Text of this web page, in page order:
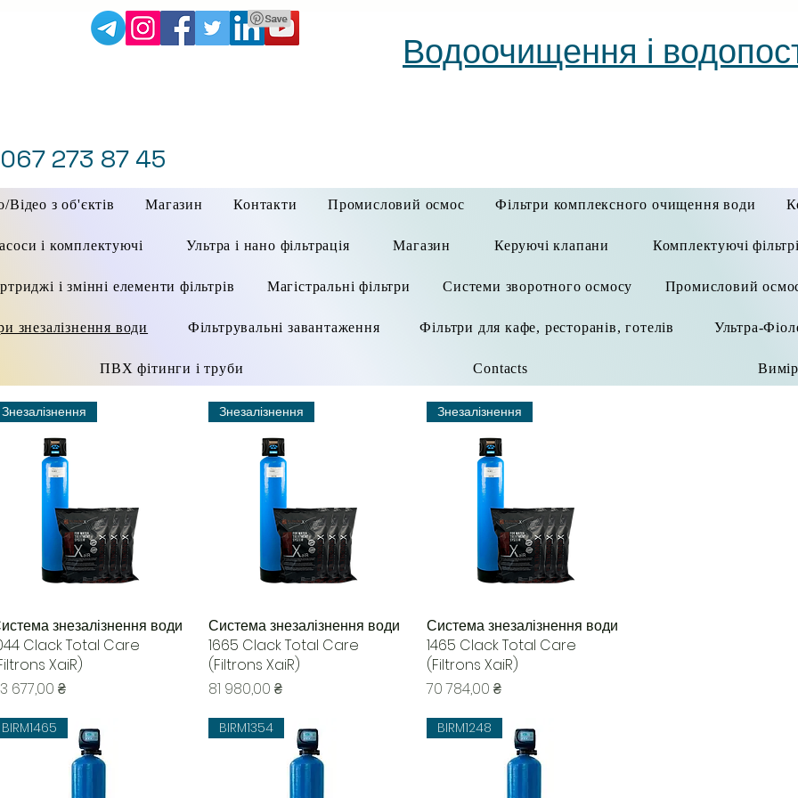
273 87 45
Водоочищення і
Відео з об'єктів Магазин Контакти Промисловий осмос Фільтри комплексного очищення води
і комплектуючі Ультра і нано фільтрація Магазин Керуючі клапани Комплектуючі
і змінні елементи фільтрів Магістральні фільтри Системи зворотного осмосу Промисловий
знезалізнення води Фільтрувальні завантаження Фільтри для кафе, ресторанів, готелів Ультра-
ПВХ фітинги і труби Contacts
Быстрый просмотр
Знезалізнення
знезалізнення води
Clack Total Care
XaiR)
677,00 ₴
Быстрый просмотр
Знезалізнення
Система знезалізнення води
1665 Clack Total Care
(Filtrons XaiR)
Цена
81 980,00 ₴
Быстрый просмотр
Знезалізнення
Система знезалізнення води
1465 Clack Total Care
(Filtrons XaiR)
Цена
70 784,00 ₴
BIRM1465 BIRM1354 BIRM1248